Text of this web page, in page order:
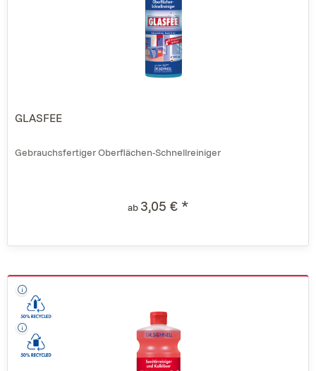
GLASFEE
Gebrauchsfertiger Oberflächen-Schnellreiniger
ab 3,05 € *